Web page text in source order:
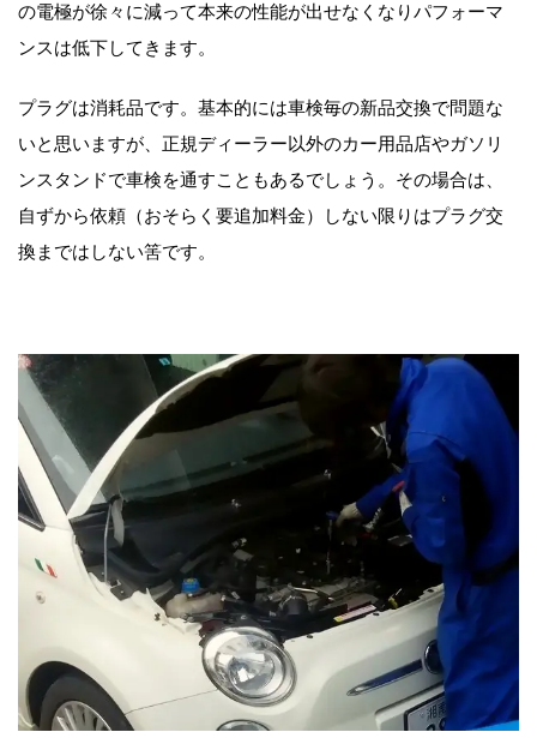
の電極が徐々に減って本来の性能が出せなくなりパフォーマ
ンスは低下してきます。
プラグは消耗品です。基本的には車検毎の新品交換で問題な
いと思いますが、正規ディーラー以外のカー用品店やガソリ
ンスタンドで車検を通すこともあるでしょう。その場合は、
自ずから依頼（おそらく要追加料金）しない限りはプラグ交
換まではしない筈です。